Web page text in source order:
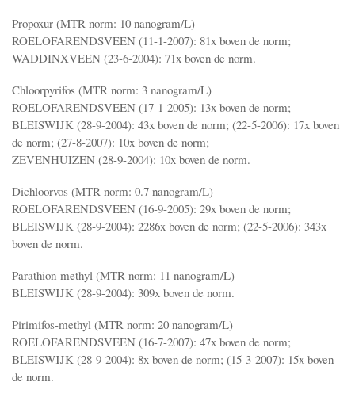
Propoxur (MTR norm: 10 nanogram/L)
ROELOFARENDSVEEN (11-1-2007): 81x boven de norm;
WADDINXVEEN (23-6-2004): 71x boven de norm.
Chloorpyrifos (MTR norm: 3 nanogram/L)
ROELOFARENDSVEEN (17-1-2005): 13x boven de norm;
BLEISWIJK (28-9-2004): 43x boven de norm; (22-5-2006): 17x boven
de norm; (27-8-2007): 10x boven de norm;
ZEVENHUIZEN (28-9-2004): 10x boven de norm.
Dichloorvos (MTR norm: 0.7 nanogram/L)
ROELOFARENDSVEEN (16-9-2005): 29x boven de norm;
BLEISWIJK (28-9-2004): 2286x boven de norm; (22-5-2006): 343x
boven de norm.
Parathion-methyl (MTR norm: 11 nanogram/L)
BLEISWIJK (28-9-2004): 309x boven de norm.
Pirimifos-methyl (MTR norm: 20 nanogram/L)
ROELOFARENDSVEEN (16-7-2007): 47x boven de norm;
BLEISWIJK (28-9-2004): 8x boven de norm; (15-3-2007): 15x boven
de norm.